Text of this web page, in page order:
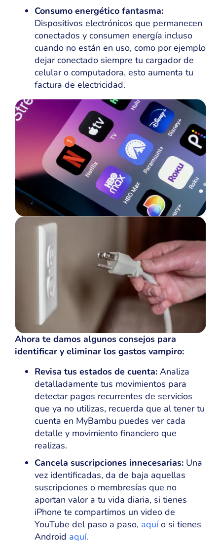
Consumo energético fantasma:
Dispositivos electrónicos que permanecen
conectados y consumen energía incluso
cuando no están en uso, como por ejemplo
dejar conectado siempre tu cargador de
celular o computadora, esto aumenta tu
factura de electricidad.
Ahora te damos algunos consejos para
identificar y eliminar los gastos vampiro:
Revisa tus estados de cuenta: Analiza
detalladamente tus movimientos para
detectar pagos recurrentes de servicios
que ya no utilizas, recuerda que al tener tu
cuenta en MyBambu puedes ver cada
detalle y movimiento financiero que
realizas.
Cancela suscripciones innecesarias: Una
vez identificadas, da de baja aquellas
suscripciones o membresías que no
aportan valor a tu vida diaria, si tienes
iPhone te compartimos un video de
YouTube del paso a paso, aquío si tienes
Android aquí.